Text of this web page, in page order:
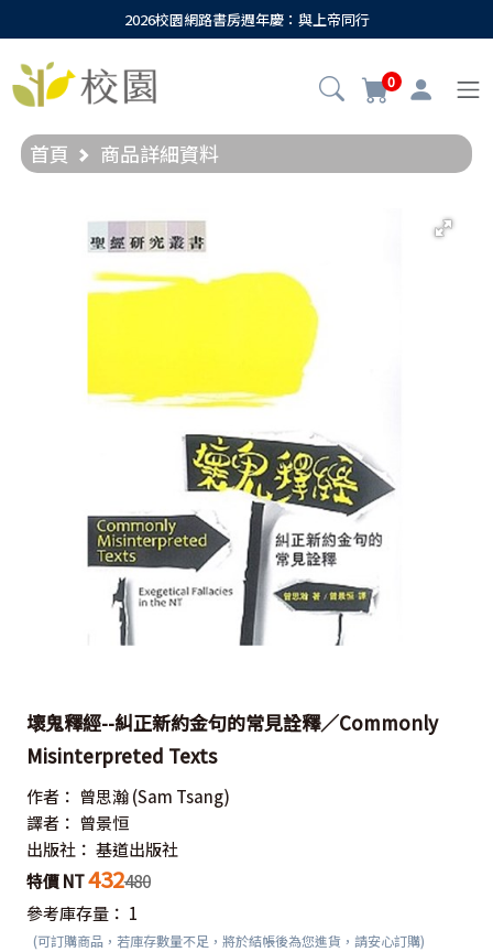
2026校園網路書房週年慶：與上帝同行
0
首頁 商品詳細資料
壞鬼釋經--糾正新約金句的常見詮釋／Commonly
Misinterpreted Texts
作者： 曾思瀚 (Sam Tsang)
譯者： 曾景恒
出版社： 基道出版社
特價 NT432480
參考庫存量： 1
(可訂購商品，若庫存數量不足，將於結帳後為您進貨，請安心訂購)